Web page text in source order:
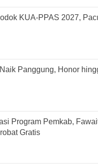
KUA-PPAS 2027,
Panggung, Honor
Program Pemkab,
Gratis